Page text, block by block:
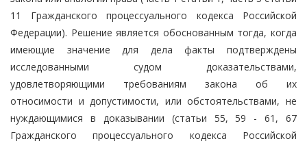
11 Гражданского процессуального кодекса Российской
Федерации). Решение является обоснованным тогда, когда
имеющие значение для дела факты подтверждены
исследованными судом доказательствами,
удовлетворяющими требованиям закона об их
относимости и допустимости, или обстоятельствами, не
нуждающимися в доказывании (статьи 55, 59 - 61, 67
Гражданского процессуального кодекса Российской